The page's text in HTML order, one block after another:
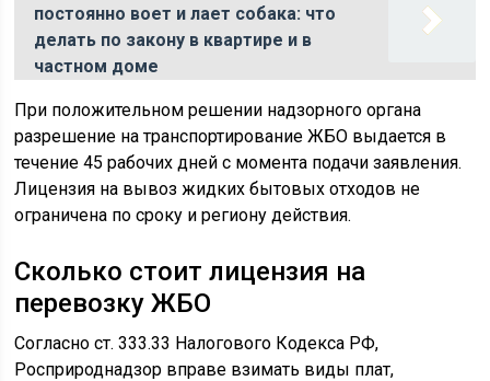
постоянно воет и лает собака: что
делать по закону в квартире и в
частном доме
При положительном решении надзорного органа
разрешение на транспортирование ЖБО выдается в
течение 45 рабочих дней с момента подачи заявления.
Лицензия на вывоз жидких бытовых отходов не
ограничена по сроку и региону действия.
Сколько стоит лицензия на
перевозку ЖБО
Согласно ст. 333.33 Налогового Кодекса РФ,
Росприроднадзор вправе взимать виды плат,